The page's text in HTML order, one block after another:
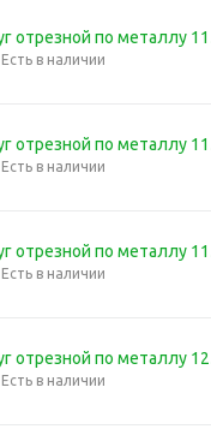
отрезной по металлу
Есть в наличии
отрезной по металлу
Есть в наличии
отрезной по металлу
Есть в наличии
отрезной по металлу
Есть в наличии